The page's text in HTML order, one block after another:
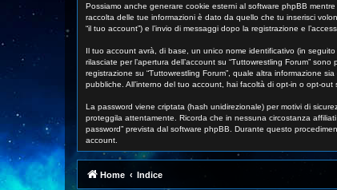
Possiamo anche generare cookie esterni al software phpBB
raccolta delle tue informazioni è dato da quello che tu inserisci
“il tuo account”) e l’invio di messaggi dopo la registrazione e
Il tuo account avrà, di base, un unico nome identificativo (in
rilasciate per l’apertura dell’account su “Tuttowrestling Forum”
registrazione su “Tuttowrestling Forum”, quale altra informazione
pubbliche. All’interno del tuo account, hai facoltà di opt-in o opt-
La password viene criptata (hash unidirezionale) per motivi di
proteggila attentamente. Ricorda che in nessuna circostanza
password” prevista dal software phpBB. Durante questo
account.
Home Indice